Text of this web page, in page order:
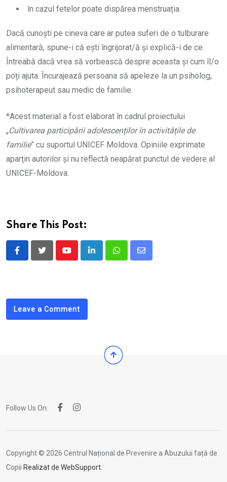
în cazul fetelor poate dispărea menstruația.
Dacă cunoști pe cineva care ar putea suferi de o tulburare
alimentară, spune-i că ești îngrijorat/ă și explică-i de ce.
Întreabă dacă vrea să vorbească despre aceasta și cum îl/o
poți ajuta. Încurajează persoana să apeleze la un psiholog,
psihoterapeut sau medic de familie.
*Acest material a fost elaborat în cadrul proiectului
„Cultivarea participării adolescenților în activitățile de
familie” cu suportul UNICEF Moldova. Opiniile exprimate
aparțin autorilor și nu reflectă neapărat punctul de vedere al
UNICEF-Moldova.
Share This Post:
YoutubeLinkedInWhatsappShare
Leave a Comment
Follow Us On:
Copyright © 2026 Centrul Național de Prevenire a Abuzului față de
Copii Realizat de WebSupport.